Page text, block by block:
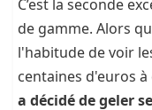
C’est la seconde
de gamme. Alors
l'habitude de voir
centaines d'euros
a décidé de geler